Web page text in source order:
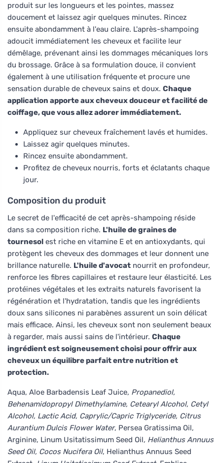
produit sur les longueurs et les pointes, massez
doucement et laissez agir quelques minutes. Rincez
ensuite abondamment à l'eau claire. L'après-shampoing
adoucit immédiatement les cheveux et facilite leur
démêlage, prévenant ainsi les dommages mécaniques lors
du brossage. Grâce à sa formulation douce, il convient
également à une utilisation fréquente et procure une
sensation durable de cheveux sains et doux. Chaque
application apporte aux cheveux douceur et facilité de
coiffage, que vous allez adorer immédiatement.
Appliquez sur cheveux fraîchement lavés et humides.
Laissez agir quelques minutes.
Rincez ensuite abondamment.
Profitez de cheveux nourris, forts et éclatants chaque
jour.
Composition du produit
Le secret de l'efficacité de cet après-shampoing réside
dans sa composition riche. L'huile de graines de
tournesol est riche en vitamine E et en antioxydants, qui
protègent les cheveux des dommages et leur donnent une
brillance naturelle. L'huile d'avocat nourrit en profondeur,
renforce les fibres capillaires et restaure leur élasticité. Les
protéines végétales et les extraits naturels favorisent la
régénération et l'hydratation, tandis que les ingrédients
doux sans silicones ni parabènes assurent un soin délicat
mais efficace. Ainsi, les cheveux sont non seulement beaux
à regarder, mais aussi sains de l'intérieur. Chaque
ingrédient est soigneusement choisi pour offrir aux
cheveux un équilibre parfait entre nutrition et
protection.
Aqua, Aloe Barbadensis Leaf Juice, Propanediol,
Behenamidopropyl Dimethylamine, Cetearyl Alcohol, Cetyl
Alcohol, Lactic Acid, Caprylic/Capric Triglyceride, Citrus
Aurantium Dulcis Flower Water, Persea Gratissima Oil,
Arginine, Linum Usitatissimum Seed Oil, Helianthus Annuus
Seed Oil, Cocos Nucifera Oil, Helianthus Annuus Seed